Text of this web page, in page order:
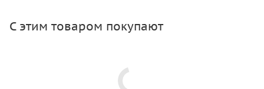
С этим товаром покупают